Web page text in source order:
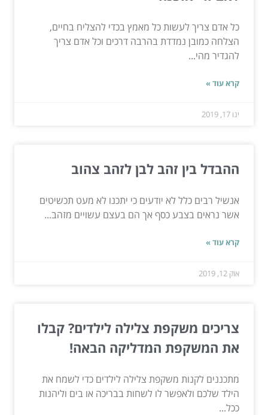
כל אדם צריך לעשות כל מאמץ בכדי להצליח בחיים,
הצלחה כמובן נמדדת בהרבה דרכים וכל אדם צריך
להגדיר מהי...
קרא עוד »
ינו 17, 2019
ההבדל בין זהב לבן לזהב צהוב
אנשיל רבים כלל לא יודעים כי יתכנו לא מעט תכשיטים
אשר נראים בצבע כסף אך הם בעצם עשויים מזהב...
קרא עוד »
אוק 12, 2019
צריכים משקפת צלילה לילדים? קבלו
את המשקפת המדליקה הבאה!
מתכננים לקנות משקפת צלילה לילדים כדי לשמח את
הילד שלכם ולאפשר לו לשחות בבריכה או בים וליהנות
ככל...